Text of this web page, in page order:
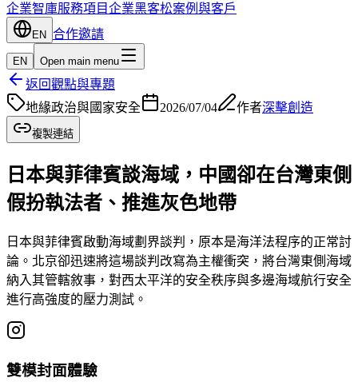
企業智庫服務項目企業黑客松案例與客戶
EN 合作邀請
EN Open main menu
返回觀點與專題
地緣政治與國家安全
2026/07/04 作者深擊創造
複製連結
日本與菲律賓談海域，中國卻在台灣東側
假扮執法者、推進灰色地帶
日本與菲律賓啟動海域劃界談判，原本是海洋法程序的正常討
論。北京卻迅速將這場談判改寫為主權衝突，將台灣東側海域
納入其管轄敘事，對西太平洋的安全秩序與多邊海域航行安全
進行高強度的壓力測試。
雙模封面體驗